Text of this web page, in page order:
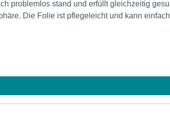
Die Folie ist pflegeleicht und kann einfach
nicht realitätsgetreu wieder. Deshalb
angepasste Ausführung festzustellen.
zu kaufen, um bei der Realisierung Ihres